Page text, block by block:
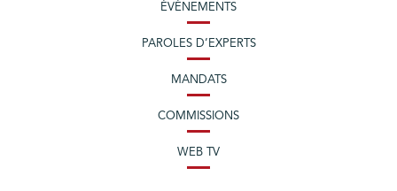
ÉVÈNEMENTS
PAROLES D’EXPERTS
MANDATS
COMMISSIONS
WEB TV